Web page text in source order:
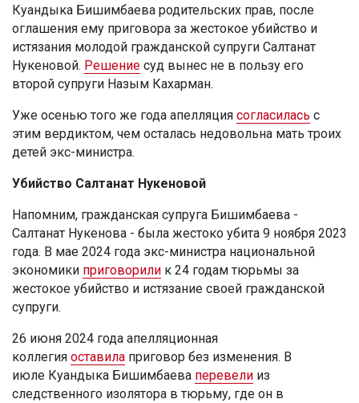
Куандыка Бишимбаева родительских прав, после
оглашения ему приговора за жестокое убийство и
истязания молодой гражданской супруги Салтанат
Нукеновой. Решение суд вынес не в пользу его
второй супруги Назым Кахарман.
Уже осенью того же года апелляция согласилась с
этим вердиктом, чем осталась недовольна мать троих
детей экс-министра.
Убийство Салтанат Нукеновой
Напомним, гражданская супруга Бишимбаева -
Салтанат Нукенова - была жестоко убита 9 ноября 2023
года. В мае 2024 года экс-министра национальной
экономики приговорили к 24 годам тюрьмы за
жестокое убийство и истязание своей гражданской
супруги.
26 июня 2024 года апелляционная
коллегия оставила приговор без изменения. В
июле Куандыка Бишимбаева перевели из
следственного изолятора в тюрьму, где он в